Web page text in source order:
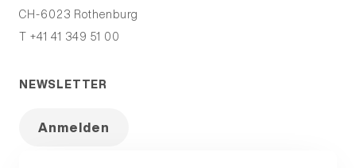
CH-6023 Rothenburg
T +41 41 349 51 00
NEWSLETTER
Anmelden